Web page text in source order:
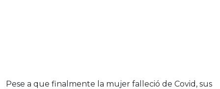
Pese a que finalmente la mujer falleció de Covid, sus